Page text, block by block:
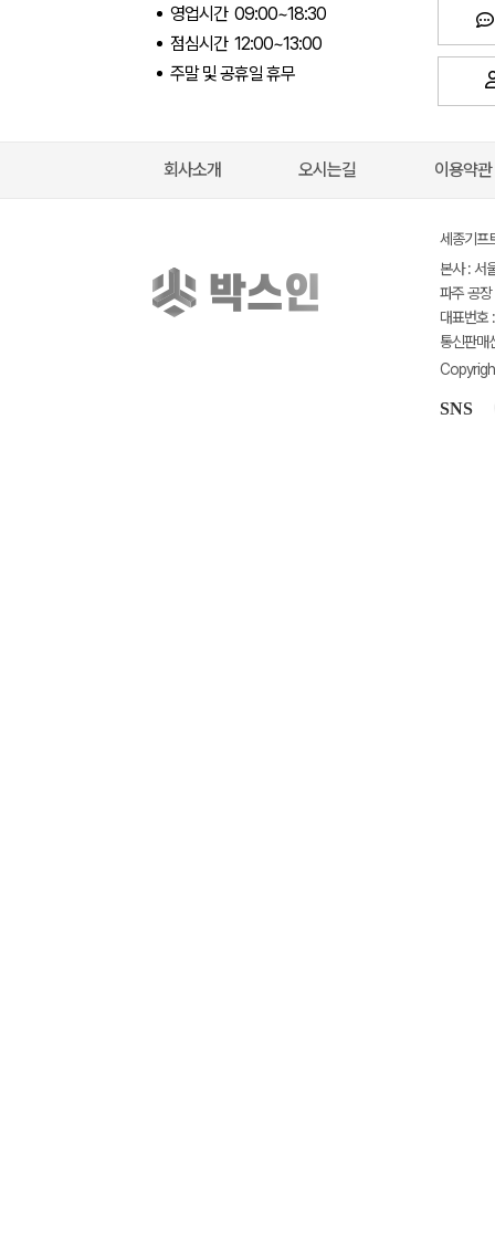
영업시간 09:00~18:30
점심시간 12:00~13:00
주말 및 공휴일 휴무
회사소개 오시는길 이용약관
세종기
본사 : 서
파주 공
대표번
통신판
SNS